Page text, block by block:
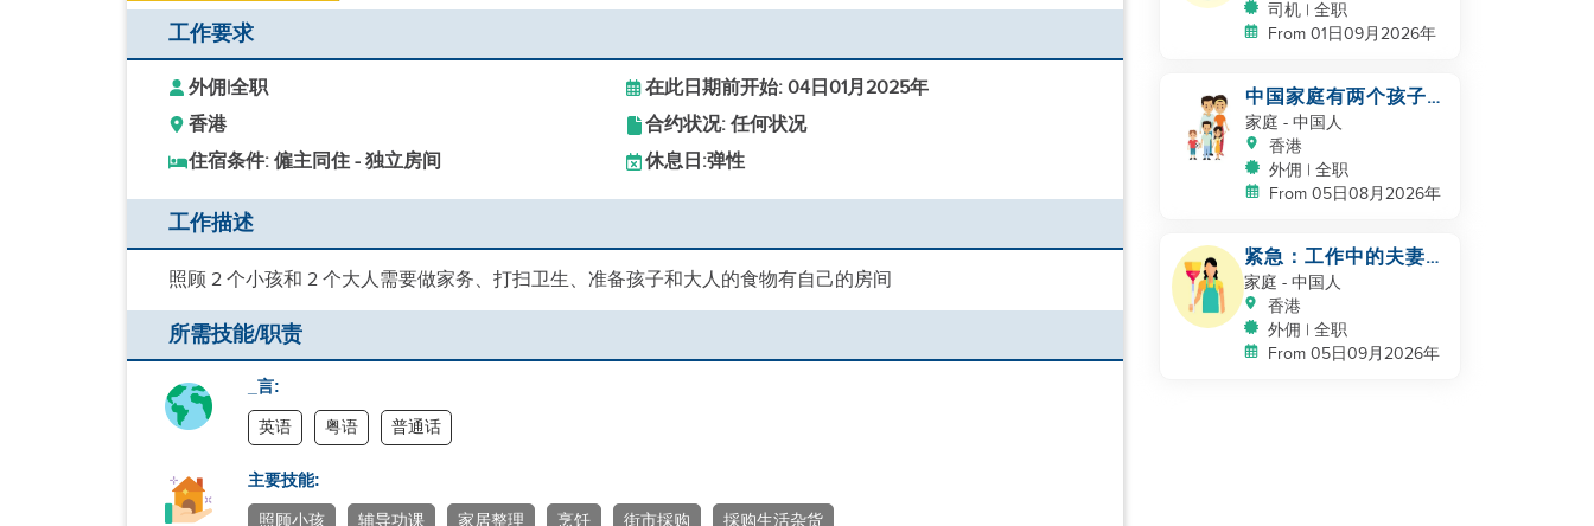
工作要求
外佣|全职
在此日期前开始: 04日01月2025年
香港
合约状况: 任何状况
住宿条件: 僱主同住 - 独立房间
休息日:弹性
工作描述
照顾 2 个小孩和 2 个大人需要做家务、打扫卫生、准备孩子和大人的食物有自己的房间
所需技能/职责
_言:
英语 粤语 普通话
主要技能:
照顾小孩 辅导功课 家居整理 烹饪 街市採购 採购生活杂货
司机 | 全职
From 01日09月2026年
中国家庭有两个孩子在
何文田
家庭 - 中国人
香港
外佣 | 全职
From 05日08月2026年
紧急：工作中的夫妻，
期待宝宝
家庭 - 中国人
香港
外佣 | 全职
From 05日09月2026年